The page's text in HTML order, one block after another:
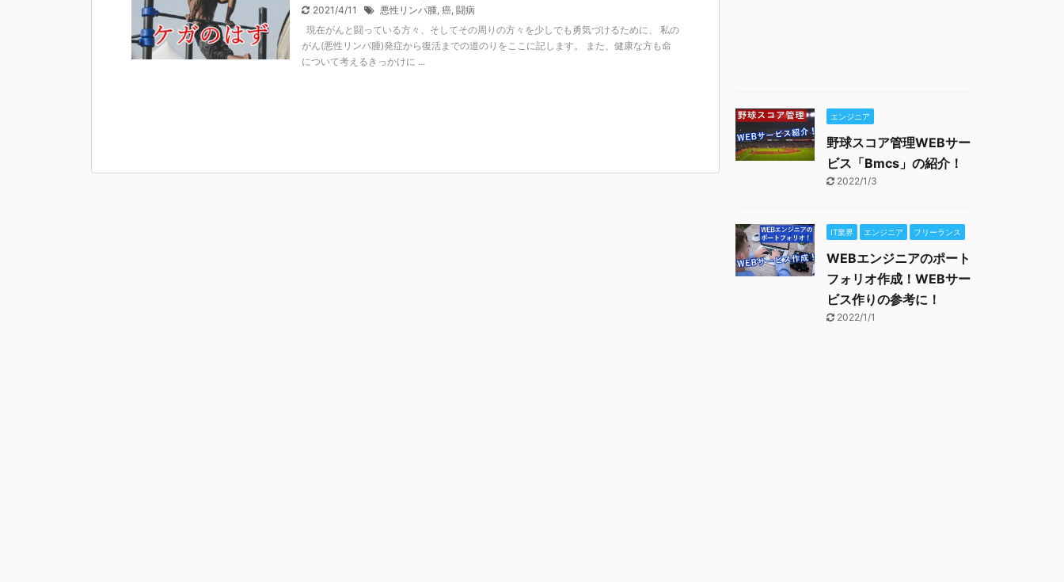
2021/4/11 悪性リンパ腫, 癌, 闘病
現在がんと闘っている方々、そしてその周りの方々を少しでも勇気づけるために、 私の
がん(悪性リンパ腫)発症から復活までの道のりをここに記します。 また、健康な方も命
について考えるきっかけに ...
エンジニア
野球スコア管理WEBサー
ビス「Bmcs」の紹介！
2022/1/3
IT業界 エンジニア フリーランス
WEBエンジニアのポート
フォリオ作成！WEBサー
ビス作りの参考に！
2022/1/1